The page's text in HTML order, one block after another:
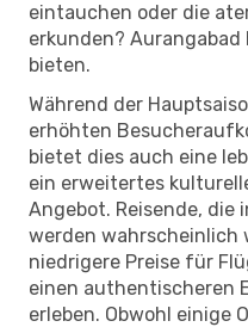
eintauchen oder die
erkunden?
bieten.
Während der
erhöhten
bietet dies auch eine
ein erweitertes
Angebot. Reisende, die
werden wahrscheinlich
niedrigere Preise für
einen authentischeren
erleben. Obwohl einige